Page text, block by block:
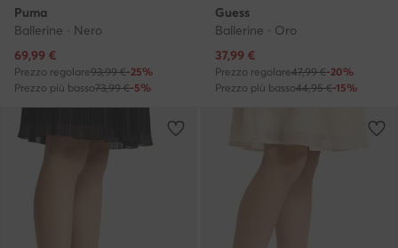
Puma
Ballerine · Nero
Prezzo attuale
69,99 €
Prezzo regolare93,99 €-25%
Prezzo più basso73,99 €-5%
Guess
Ballerine · Oro
Prezzo attuale
37,99 €
Prezzo regolare47,99 €-20%
Prezzo più basso44,95 €-15%